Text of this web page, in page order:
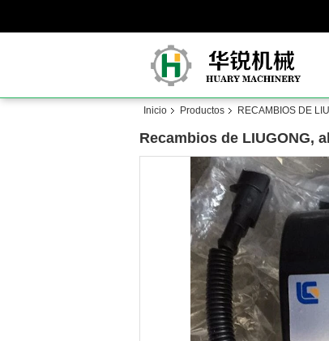
Inicio Productos RECAMBIOS DE
Recambios de LIUGONG,